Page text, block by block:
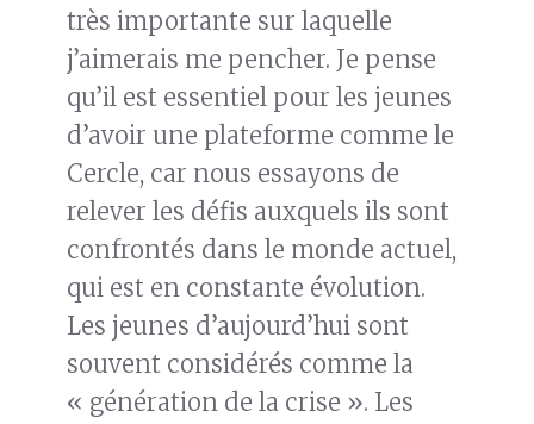
très importante sur laquelle
j’aimerais me pencher. Je pense
qu’il est essentiel pour les jeunes
d’avoir une plateforme comme le
Cercle, car nous essayons de
relever les défis auxquels ils sont
confrontés dans le monde actuel,
qui est en constante évolution.
Les jeunes d’aujourd’hui sont
souvent considérés comme la
« génération de la crise ». Les